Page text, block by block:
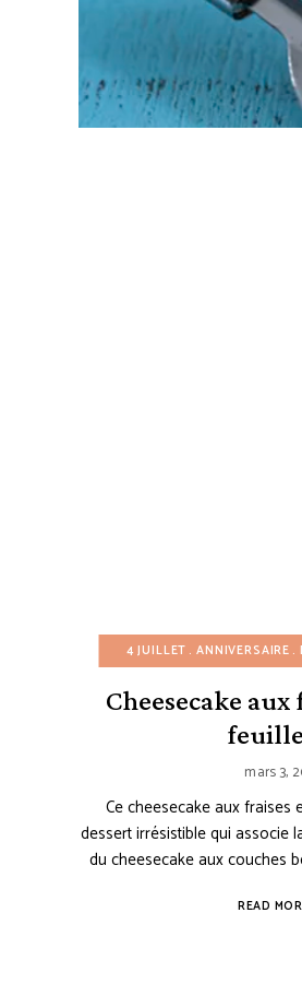
4 JUILLET ANNIVERSAIRE
Cheesecake aux
mars 3,
Ce cheesecake aux fraises
dessert irrésistible qui associe
du cheesecake aux couches
READ